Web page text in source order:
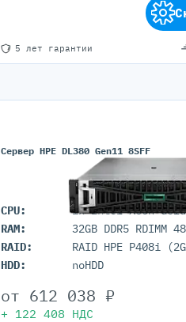
5 лет гарантии
Сервер HPE DL380 Gen11 8SFF
CPU:
RAM:
32GB DDR5 RDIMM
RAID:
RAID HPE P408i
HDD:
noHDD
от 612 038 ₽
+ 122 408 НДС